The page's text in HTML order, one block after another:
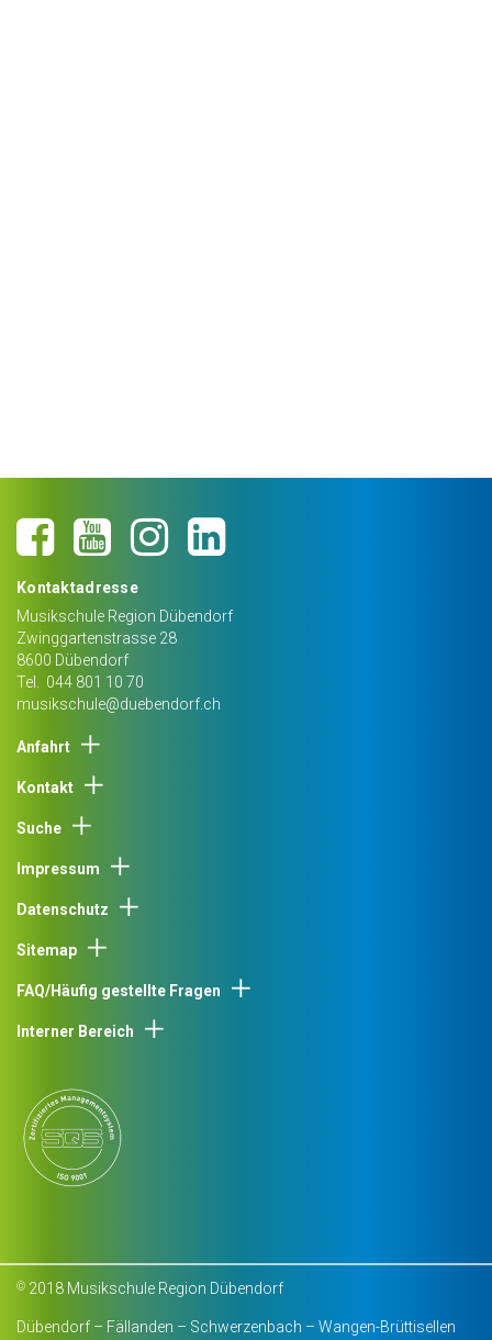
Kontaktadresse
Musikschule Region Dübendorf
Zwinggartenstrasse 28
8600 Dübendorf
Tel.
044 801 10 70
musikschule@duebendorf.ch
Anfahrt
Kontakt
Suche
Impressum
Datenschutz
Sitemap
FAQ/Häufig gestellte Fragen
Interner Bereich
© 2018 Musikschule Region Dübendorf
Dübendorf – Fällanden – Schwerzenbach – Wangen-Brüttisellen